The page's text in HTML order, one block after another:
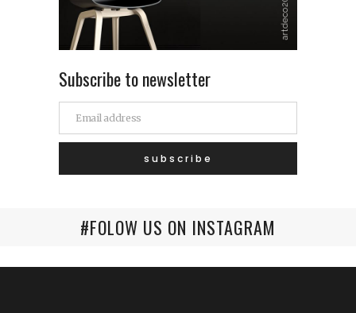
Subscribe to newsletter
#FOLOW US ON INSTAGRAM